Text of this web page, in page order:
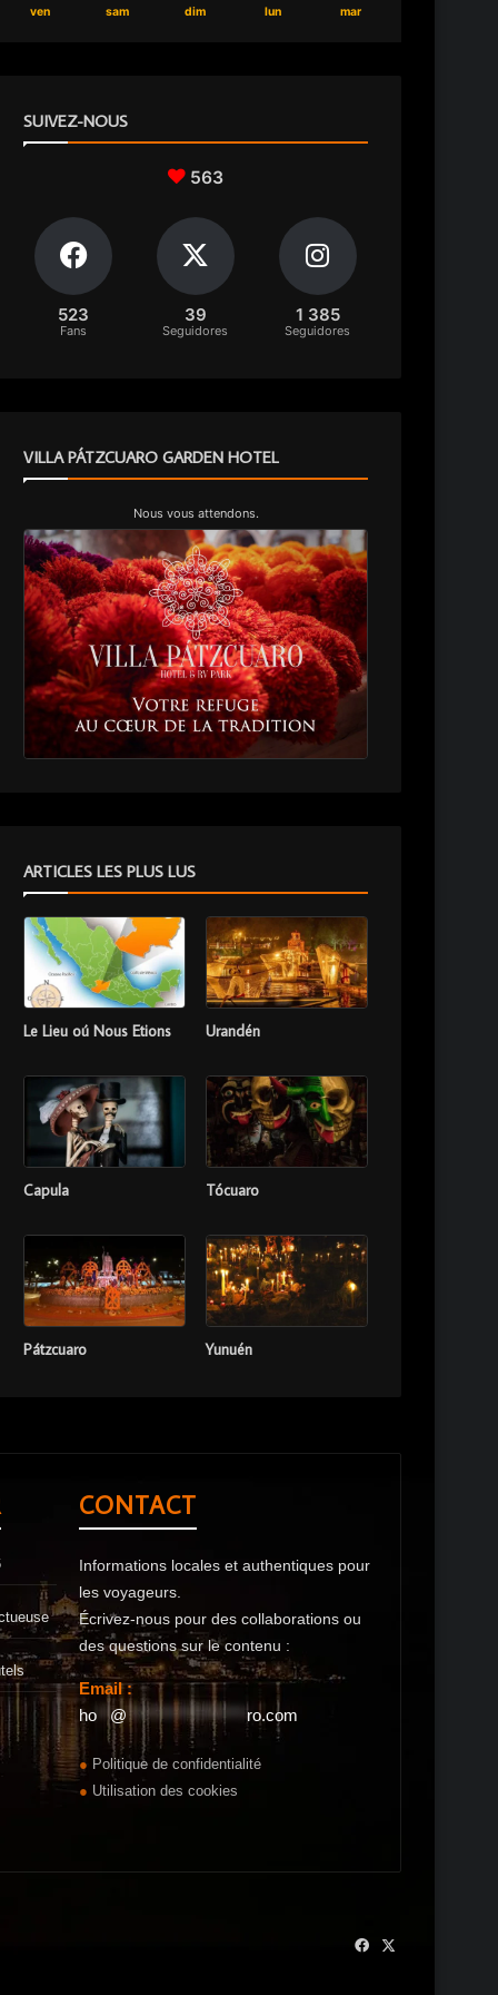
ven sam dim lun mar
SUIVEZ-NOUS
563
523
Fans
39
Seguidores
1 385
Seguidores
VILLA PÁTZCUARO GARDEN HOTEL
Nous vous attendons.
ARTICLES LES PLUS LUS
Le Lieu oú Nous Etions Urandén
Capula Tócuaro
Pátzcuaro Yunuén
CONTACT
Informations locales et authentiques pour
les voyageurs.
Écrivez-nous pour des collaborations ou
des questions sur le contenu :
Email :
ho**@******************ro.com
● Politique de confidentialité
● Utilisation des cookies
Facebook